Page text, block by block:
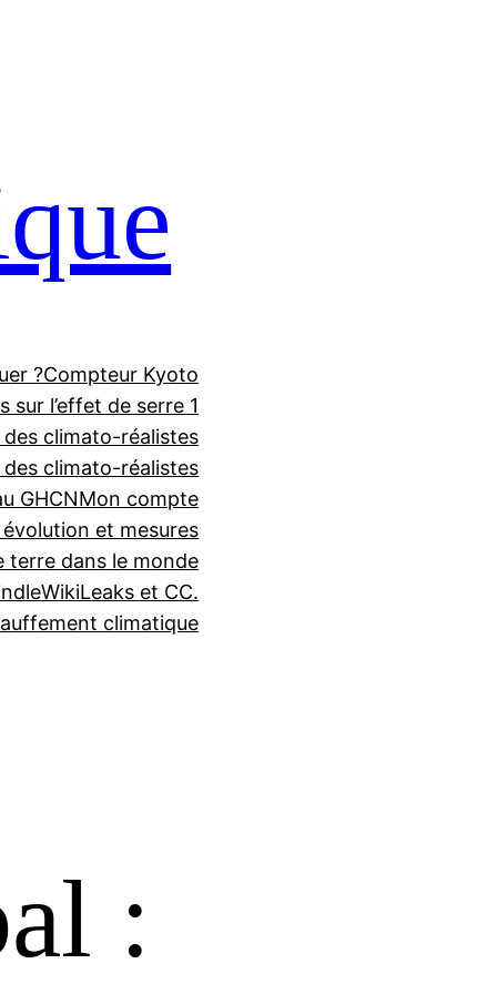
?Compteur Kyoto
sur l’effet de serre 1
climato-réalistes
climato-réalistes
GHCNMon compte
et mesures
terre dans le monde
WikiLeaks et CC.
climatique
: